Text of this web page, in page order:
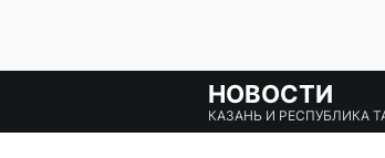
НОВОСТИ
КАЗАНЬ И РЕСПУБЛИКА